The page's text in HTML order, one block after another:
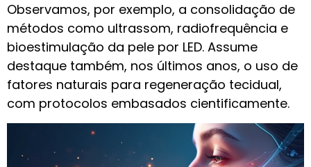
Observamos, por exemplo, a consolidação de
métodos como ultrassom, radiofrequência e
bioestimulação da pele por LED. Assume
destaque também, nos últimos anos, o uso de
fatores naturais para regeneração tecidual,
com protocolos embasados cientificamente.